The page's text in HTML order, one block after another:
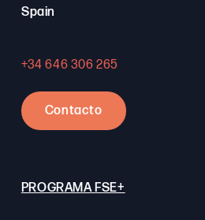
Spain
+34 646 306 265
Contacto
PROGRAMA FSE+